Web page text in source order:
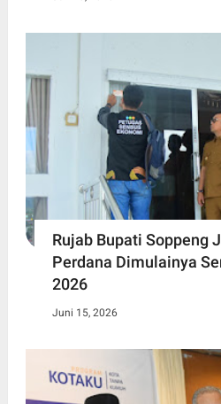
Rujab Bupati Soppeng
Perdana Dimulainya
2026
Juni 15, 2026